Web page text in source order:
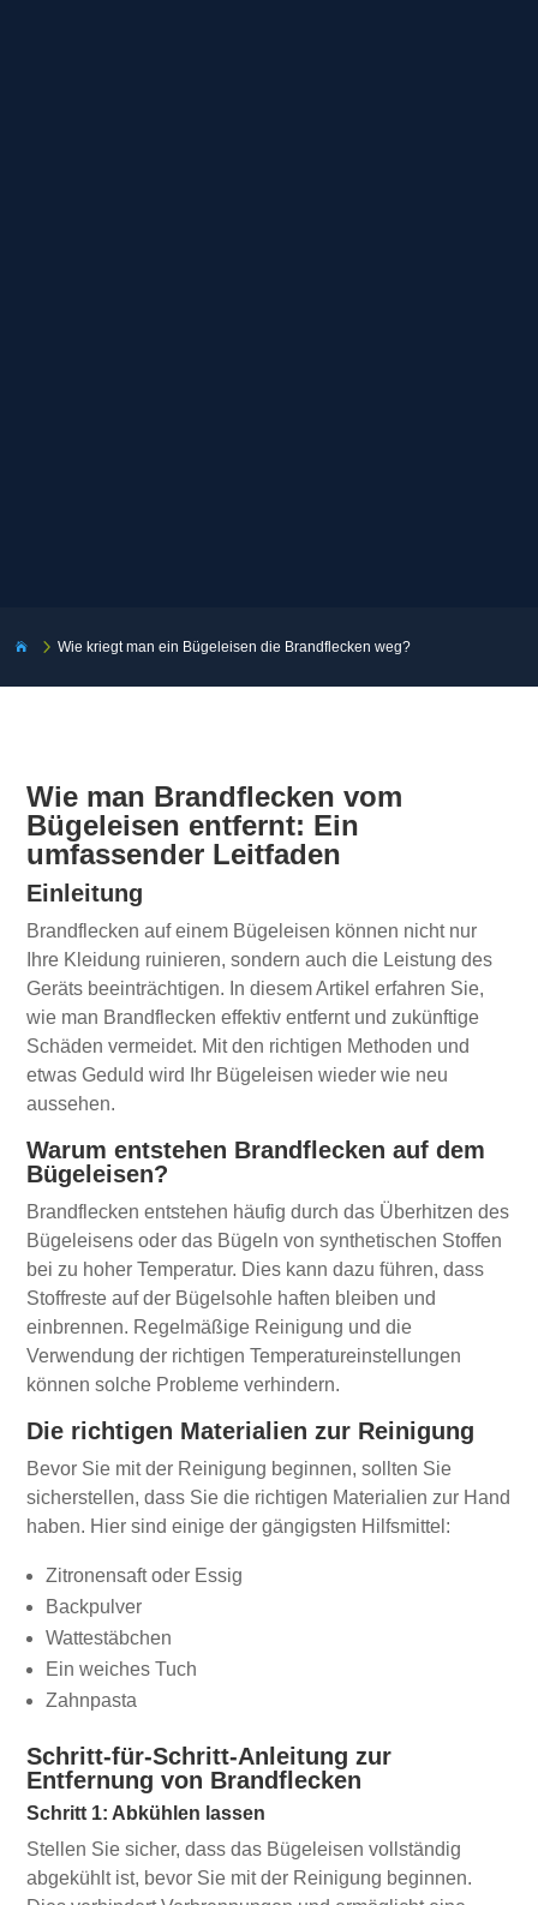
 5Wie kriegt man ein Bügeleisen die Brandflecken weg?
Wie man Brandflecken vom
Bügeleisen entfernt: Ein
umfassender Leitfaden
Einleitung
Brandflecken auf einem Bügeleisen können nicht nur
Ihre Kleidung ruinieren, sondern auch die Leistung des
Geräts beeinträchtigen. In diesem Artikel erfahren Sie,
wie man Brandflecken effektiv entfernt und zukünftige
Schäden vermeidet. Mit den richtigen Methoden und
etwas Geduld wird Ihr Bügeleisen wieder wie neu
aussehen.
Warum entstehen Brandflecken auf dem
Bügeleisen?
Brandflecken entstehen häufig durch das Überhitzen des
Bügeleisens oder das Bügeln von synthetischen Stoffen
bei zu hoher Temperatur. Dies kann dazu führen, dass
Stoffreste auf der Bügelsohle haften bleiben und
einbrennen. Regelmäßige Reinigung und die
Verwendung der richtigen Temperatureinstellungen
können solche Probleme verhindern.
Die richtigen Materialien zur Reinigung
Bevor Sie mit der Reinigung beginnen, sollten Sie
sicherstellen, dass Sie die richtigen Materialien zur Hand
haben. Hier sind einige der gängigsten Hilfsmittel:
Zitronensaft oder Essig
Backpulver
Wattestäbchen
Ein weiches Tuch
Zahnpasta
Schritt-für-Schritt-Anleitung zur
Entfernung von Brandflecken
Schritt 1: Abkühlen lassen
Stellen Sie sicher, dass das Bügeleisen vollständig
abgekühlt ist, bevor Sie mit der Reinigung beginnen.